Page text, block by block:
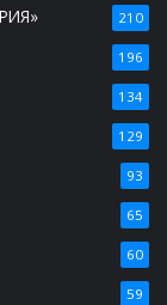
210
196
134
129
93
65
60
59